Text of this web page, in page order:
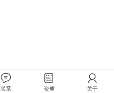
联系 资质 关于